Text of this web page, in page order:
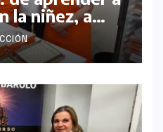
la niñez, a